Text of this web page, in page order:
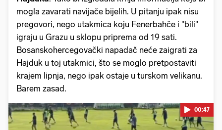
mogla zavarati navijače bijelih. U pitanju ipak nisu
pregovori, nego utakmica koju Fenerbahče i "bili"
igraju u Grazu u sklopu priprema od 19 sati.
Bosanskohercegovački napadač neće zaigrati za
Hajduk u toj utakmici, što se moglo pretpostaviti
krajem lipnja, nego ipak ostaje u turskom velikanu.
Barem zasad.
00:47